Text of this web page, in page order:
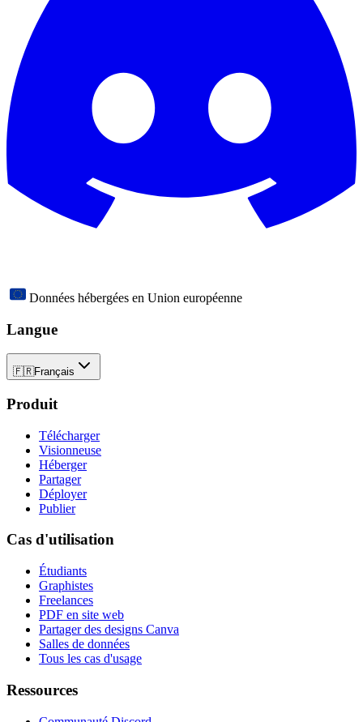
Données hébergées en Union européenne
Langue
🇫🇷Français
Produit
Télécharger
Visionneuse
Héberger
Partager
Déployer
Publier
Cas d'utilisation
Étudiants
Graphistes
Freelances
PDF en site web
Partager des designs Canva
Salles de données
Tous les cas d'usage
Ressources